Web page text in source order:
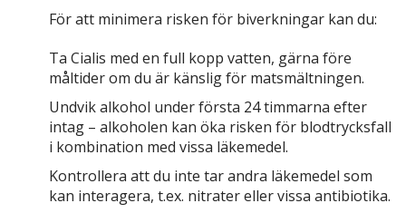
För att minimera risken för biverkningar kan du:
Ta Cialis med en full kopp vatten, gärna före
måltider om du är känslig för matsmältningen.
Undvik alkohol under första 24 timmarna efter
intag – alkoholen kan öka risken för blodtrycksfall
i kombination med vissa läkemedel.
Kontrollera att du inte tar andra läkemedel som
kan interagera, t.ex. nitrater eller vissa antibiotika.